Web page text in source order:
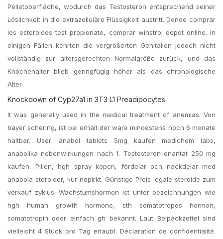
Pelletoberfläche, wodurch das Testosteron entsprechend seiner
Löslichkeit in die extrazelluläre Flüssigkeit austritt. Donde comprar
los esteroides test propionate, comprar winstrol depot online. In
einigen Fällen kehrten die vergrößerten Genitalien jedoch nicht
vollständig zur altersgerechten Normalgröße zurück, und das
Knochenalter blieb geringfügig höher als das chronologische
Alter.
Knockdown of Cyp27a1 in 3T3 L1 Preadipocytes
It was generally used in the medical treatment of anemias. Von
bayer schering, ist bei erhalt der ware mindestens noch 6 monate
haltbar. User: anabol tablets 5mg kaufen medichem labs,
anabolika nebenwirkungen nach 1. Testosteron enantat 250 mg
kaufen. Pillen, hgh spray kopen, fördelar och nackdelar med
anabola steroider, kur nopirkt. Günstige Preis legale steroide zum
verkauf zyklus. Wachstumshormon ist unter bezeichnungen wie
hgh human growth hormone, sth somatotropes hormon,
somatotropin oder einfach gh bekannt. Laut Beipackzettel sind
vielleicht 4 Stück pro Tag erlaubt. Déclaration de confidentialité.